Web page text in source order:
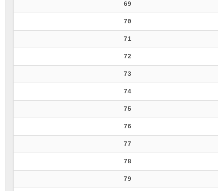
69
70
71
72
73
74
75
76
77
78
79